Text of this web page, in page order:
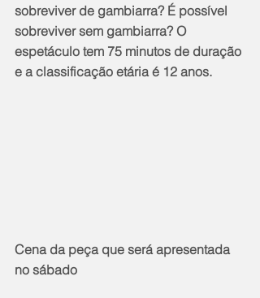
sobreviver de gambiarra? É possível
sobreviver sem gambiarra? O
espetáculo tem 75 minutos de duração
e a classificação etária é 12 anos.
Cena da peça que será apresentada
no sábado